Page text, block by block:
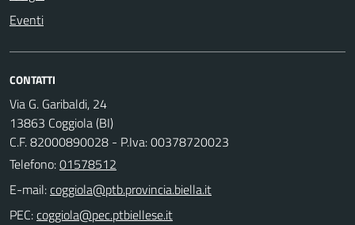
Eventi
CONTATTI
Via G. Garibaldi, 24
13863 Coggiola (BI)
C.F. 82000890028 - P.Iva: 00378720023
Telefono:01578512
E-mail:
PEC: